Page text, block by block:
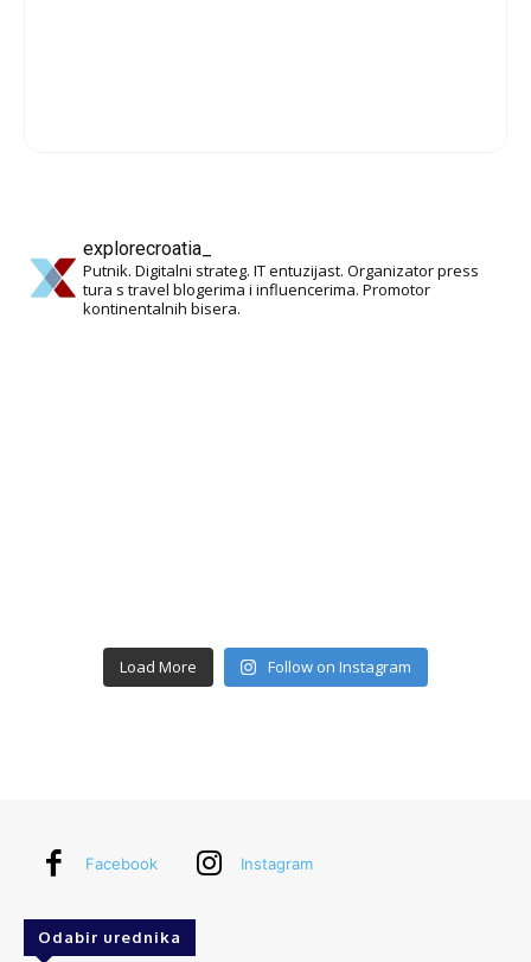
explorecroatia_
Putnik. Digitalni strateg. IT entuzijast. Organizator press
tura s travel blogerima i influencerima. Promotor
kontinentalnih bisera.
Load More Follow on Instagram
Facebook Instagram
Odabir urednika